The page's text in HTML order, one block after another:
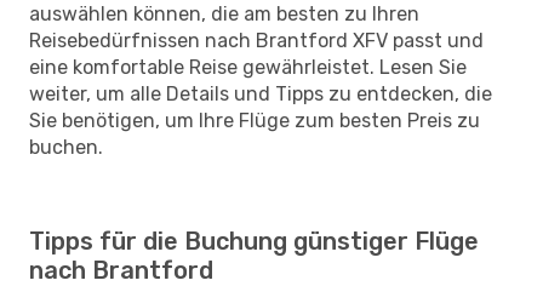
auswählen können, die am besten zu Ihren
Reisebedürfnissen nach Brantford XFV passt und
eine komfortable Reise gewährleistet. Lesen Sie
weiter, um alle Details und Tipps zu entdecken, die
Sie benötigen, um Ihre Flüge zum besten Preis zu
buchen.
Tipps für die Buchung günstiger Flüge
nach Brantford